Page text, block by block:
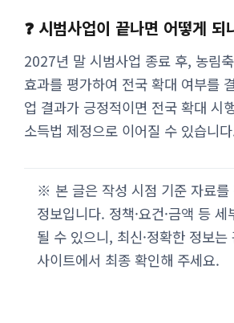
❓ 시범사업이 끝나면 어떻게 되
2027년 말 시범사업 종료 후, 농림
효과를 평가하여 전국 확대 여부를
업 결과가 긍정적이면 전국 확대 시
소득법 제정으로 이어질 수 있습니
※ 본 글은 작성 시점 기준 자료를
정보입니다. 정책·요건·금액 등
될 수 있으니, 최신·정확한 정보는
사이트에서 최종 확인해 주세요.